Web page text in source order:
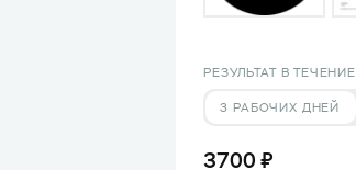
РЕЗУЛЬТАТ В ТЕЧЕНИЕ
3 РАБОЧИХ ДНЕЙ
3700 ₽